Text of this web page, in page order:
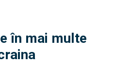
în mai multe